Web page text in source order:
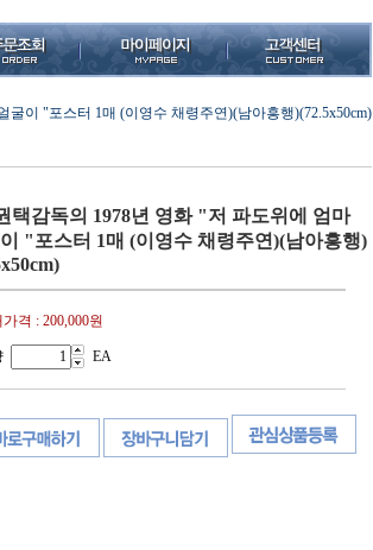
굴이 "포스터 1매 (이영수 채령주연)(남아흥행)(72.5x50cm)
택감독의 1978년 영화 "저 파도위에 엄마
"포스터 1매 (이영수 채령주연)(남아흥행)
가격 : 200,000원
EA